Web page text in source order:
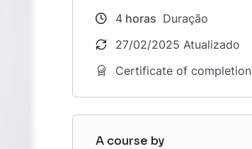
4 horas Duração
27/02/2025 Atualizado
Certificate of completion
A course by